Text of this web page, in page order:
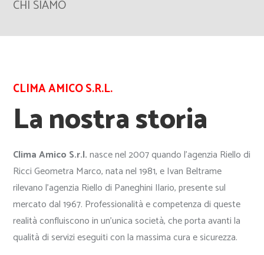
CHI SIAMO
CLIMA AMICO S.R.L.
La nostra storia
Clima Amico S.r.l.nasce nel 2007 quando l’agenzia Riello di
Ricci Geometra Marco, nata nel 1981, e Ivan Beltrame
rilevano l’agenzia Riello di Paneghini Ilario, presente sul
mercato dal 1967. Professionalità e competenza di queste
realità confluiscono in un’unica società, che porta avanti la
qualità di servizi eseguiti con la massima cura e sicurezza.